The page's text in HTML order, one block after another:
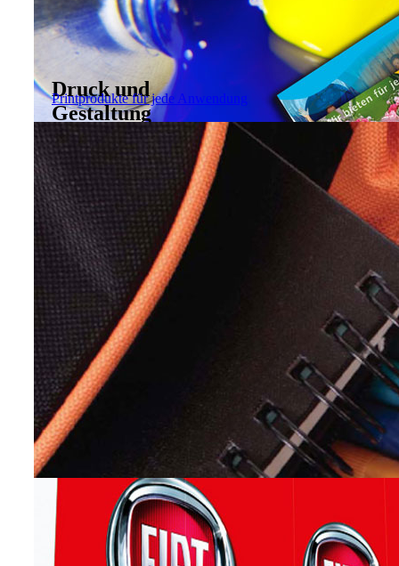
Druck und
Gestaltung
Printprodukte für jede Anwendung